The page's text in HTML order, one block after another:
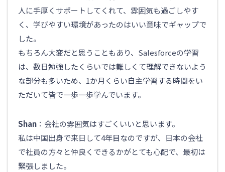
人に手厚くサポートしてくれて、雰囲気も過ごしやす
く、学びやすい環境があったのはいい意味でギャップで
した。
もちろん大変だと思うこともあり、Salesforceの学習
は、数日勉強したくらいでは難しくて理解できないよう
な部分も多いため、1か月くらい自主学習する時間をい
ただいて皆で一歩一歩学んでいます。
Shan ：会社の雰囲気はすごくいいと思います。
私は中国出身で来日して4年目なのですが、日本の会社
で社員の方々と仲良くできるかがとても心配で、最初は
緊張しました。